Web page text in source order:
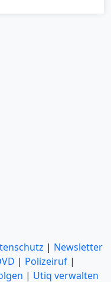
| Newsletter
| Polizeiruf |
| Utiq verwalten